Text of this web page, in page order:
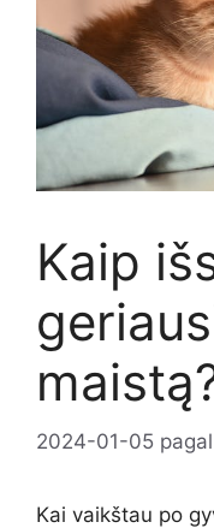
Kaip
2024-01-05 pagal
Kai vaikštau po